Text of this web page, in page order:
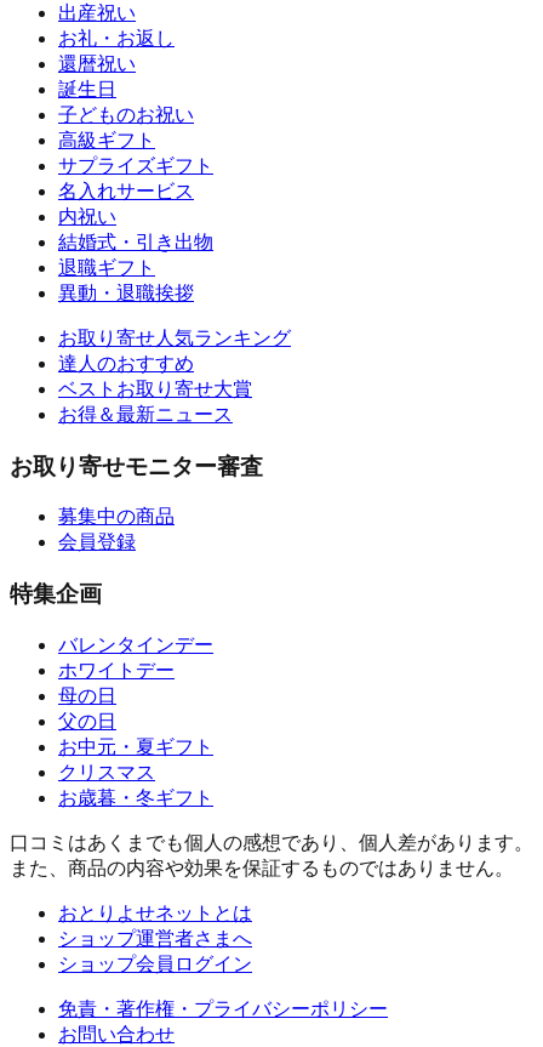
出産祝い
お礼・お返し
還暦祝い
誕生日
子どものお祝い
高級ギフト
サプライズギフト
名入れサービス
内祝い
結婚式・引き出物
退職ギフト
異動・退職挨拶
お取り寄せ人気ランキング
達人のおすすめ
ベストお取り寄せ大賞
お得＆最新ニュース
お取り寄せモニター審査
募集中の商品
会員登録
特集企画
バレンタインデー
ホワイトデー
母の日
父の日
お中元・夏ギフト
クリスマス
お歳暮・冬ギフト
口コミはあくまでも個人の感想であり、個人差があります。
また、商品の内容や効果を保証するものではありません。
おとりよせネットとは
ショップ運営者さまへ
ショップ会員ログイン
免責・著作権・プライバシーポリシー
お問い合わせ